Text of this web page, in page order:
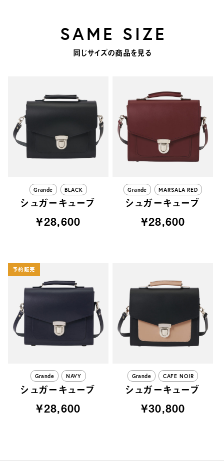
SAME SIZE
同じサイズの商品を見る
Grande BLACK
シュガーキューブ
¥28,600
Grande MARSALA RED
シュガーキューブ
¥28,600
予約販売
Grande NAVY
シュガーキューブ
¥28,600
Grande CAFE NOIR
シュガーキューブ
¥30,800